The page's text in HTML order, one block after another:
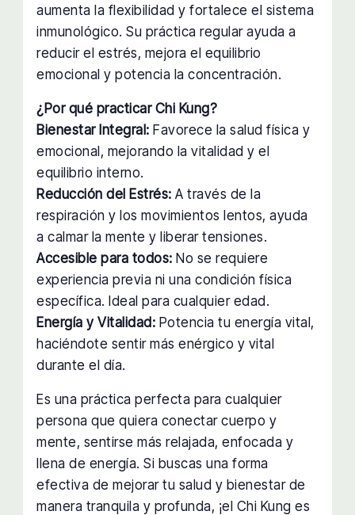
aumenta la flexibilidad y fortalece el sistema
inmunológico. Su práctica regular ayuda a
reducir el estrés, mejora el equilibrio
emocional y potencia la concentración.
¿Por qué practicar Chi Kung?
Bienestar Integral: Favorece la salud física y
emocional, mejorando la vitalidad y el
equilibrio interno.
Reducción del Estrés: A través de la
respiración y los movimientos lentos, ayuda
a calmar la mente y liberar tensiones.
Accesible para todos: No se requiere
experiencia previa ni una condición física
específica. Ideal para cualquier edad.
Energía y Vitalidad: Potencia tu energía vital,
haciéndote sentir más enérgico y vital
durante el día.
Es una práctica perfecta para cualquier
persona que quiera conectar cuerpo y
mente, sentirse más relajada, enfocada y
llena de energía. Si buscas una forma
efectiva de mejorar tu salud y bienestar de
manera tranquila y profunda, ¡el Chi Kung es